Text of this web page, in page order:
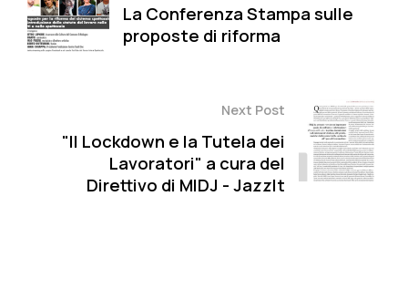
La Conferenza Stampa sulle
proposte di riforma
Next Post
"Il Lockdown e la Tutela dei
Lavoratori" a cura del
Direttivo di MIDJ - JazzIt